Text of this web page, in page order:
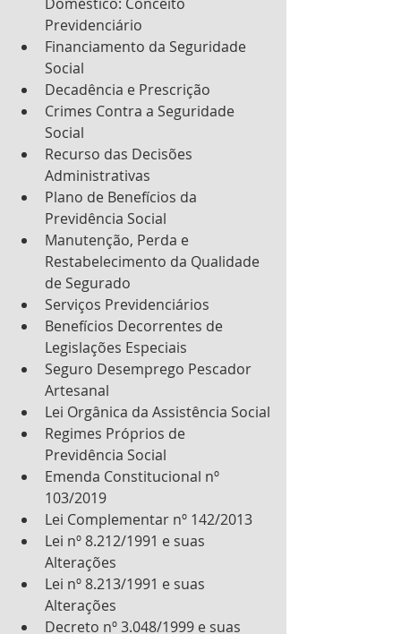
Previdenciário
Financiamento da Seguridade
Social
Decadência e Prescrição
Crimes Contra a Seguridade
Social
Recurso das Decisões
Administrativas
Plano de Benefícios da
Previdência Social
Manutenção, Perda e
Restabelecimento da Qualidade
de Segurado
Serviços Previdenciários
Benefícios Decorrentes de
Legislações Especiais
Seguro Desemprego Pescador
Artesanal
Lei Orgânica da Assistência Social
Regimes Próprios de
Previdência Social
Emenda Constitucional nº
103/2019
Lei Complementar nº 142/2013
Lei nº 8.212/1991 e suas
Alterações
Lei nº 8.213/1991 e suas
Alterações
Decreto nº 3.048/1999 e suas